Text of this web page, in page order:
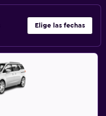
Elige las fechas